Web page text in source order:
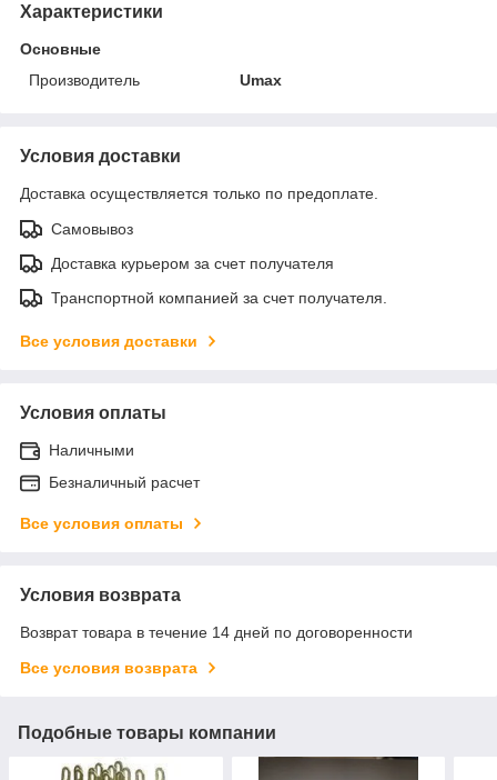
Характеристики
Основные
Производитель
Umax
Условия доставки
Доставка осуществляется только по предоплате.
Самовывоз
Доставка курьером за счет получателя
Транспортной компанией за счет получателя.
Все условия доставки
Условия оплаты
Наличными
Безналичный расчет
Все условия оплаты
Условия возврата
Возврат товара в течение 14 дней по договоренности
Все условия возврата
Подобные товары компании